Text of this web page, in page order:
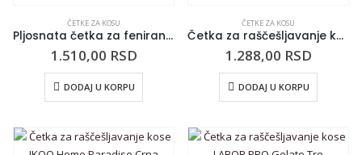
ČETKE ZA KOSU
Pljosnata četka za feniranje aluminijumska sa sintetičkim iglicama Square Brush 30mm
1.510,00 RSD
DODAJ U KORPU
ČETKE ZA KOSU
Četka za raščešljavanje kose IKOO Home Paradise Crna Sugar Plum
1.288,00 RSD
DODAJ U KORPU